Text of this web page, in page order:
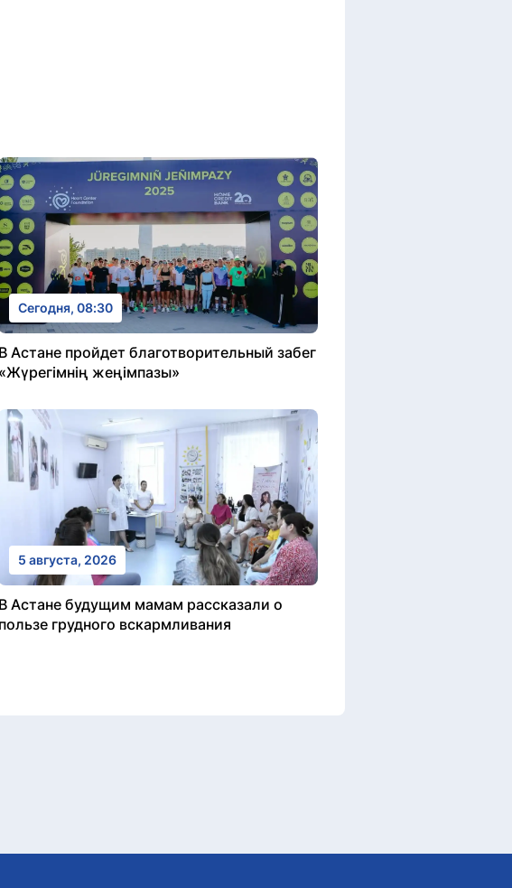
Сегодня, 08:30
В Астане пройдет благотворительный забег
«Жүрегімнің жеңімпазы»
5 августа, 2026
В Астане будущим мамам рассказали о
пользе грудного вскармливания